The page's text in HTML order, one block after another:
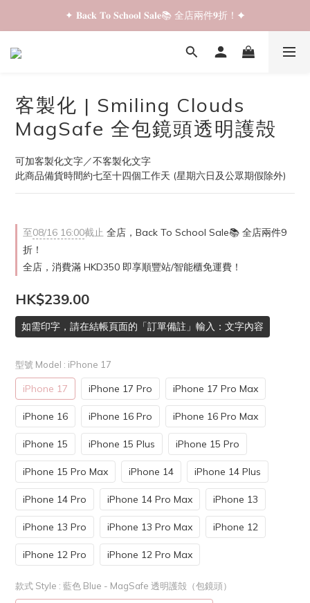
✦ 𝐁𝐚𝐜𝐤 𝐓𝐨 𝐒𝐜𝐡𝐨𝐨𝐥 𝐒𝐚𝐥𝐞📚 全店兩件𝟗折！✦
✦ 𝐁𝐚𝐜𝐤 𝐓𝐨 𝐒𝐜𝐡𝐨𝐨𝐥 𝐒𝐚𝐥𝐞📚 全店兩件𝟗折！✦
✦ 全店購物滿 𝐇𝐊𝐃𝟑𝟓𝟎 即享順豐站/智能櫃免運費！✦
客製化 | Smiling Clouds
MagSafe 全包鏡頭透明護殻
可加客製化文字／不客製化文字
此商品備貨時間約七至十四個工作天 (星期六日及公眾期假除外)
至08/16 16:00截止 全店，Back To School Sale📚 全店兩件9
折！
全店，消費滿 HKD350 即享順豐站/智能櫃免運費！
HK$239.00
如需印字，請在結帳頁面的「訂單備註」輸入：文字內容
型號 Model : iPhone 17
iPhone 17 iPhone 17 Pro iPhone 17 Pro Max
iPhone 16 iPhone 16 Pro iPhone 16 Pro Max
iPhone 15 iPhone 15 Plus iPhone 15 Pro
iPhone 15 Pro Max iPhone 14 iPhone 14 Plus
iPhone 14 Pro iPhone 14 Pro Max iPhone 13
iPhone 13 Pro iPhone 13 Pro Max iPhone 12
iPhone 12 Pro iPhone 12 Pro Max
款式 Style : 藍色 Blue - MagSafe 透明護殻（包鏡頭）